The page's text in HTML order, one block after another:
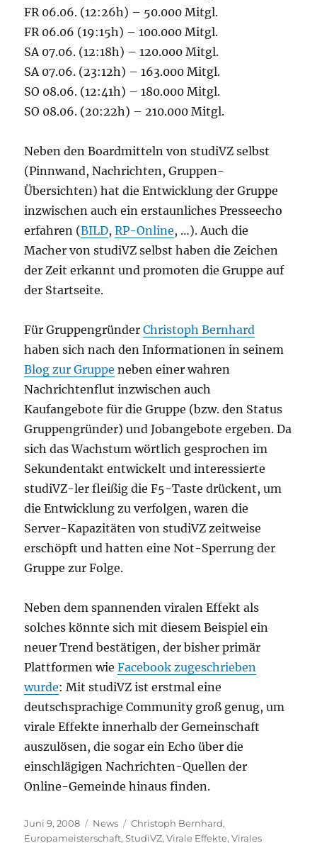
FR 06.06. (12:26h) – 50.000 Mitgl.
FR 06.06 (19:15h) – 100.000 Mitgl.
SA 07.06. (12:18h) – 120.000 Mitgl.
SA 07.06. (23:12h) – 163.000 Mitgl.
SO 08.06. (12:41h) – 180.000 Mitgl.
SO 08.06. (20:22h) – 210.000 Mitgl.
Neben den Boardmitteln von studiVZ selbst
(Pinnwand, Nachrichten, Gruppen-
Übersichten) hat die Entwicklung der Gruppe
inzwischen auch ein erstaunliches Presseecho
erfahren (BILD,RP-Online, …). Auch die
Macher von studiVZ selbst haben die Zeichen
der Zeit erkannt und promoten die Gruppe auf
der Startseite.
Für GruppengründerChristoph Bernhard
haben sich nach den Informationen in seinem
Blog zur Gruppe neben einer wahren
Nachrichtenflut inzwischen auch
Kaufangebote für die Gruppe (bzw. den Status
Gruppengründer) und Jobangebote ergeben. Da
sich das Wachstum wörtlich gesprochen im
Sekundentakt entwickelt und interessierte
studiVZ-ler fleißig die F5-Taste drückent, um
die Entwicklung zu verfolgen, waren die
Server-Kapazitäten von studiVZ zeitweise
erschöpft und hatten eine Not-Sperrung der
Gruppe zur Folge.
Neben dem spannenden viralen Effekt als
solches könnte sich mit diesem Beispiel ein
neuer Trend bestätigen, der bisher primär
Plattformen wieFacebook zugeschrieben
wurde: Mit studiVZ ist erstmal eine
deutschsprachige Community groß genug, um
virale Effekte innerhalb der Gemeinschaft
auszulösen, die sogar ein Echo über die
einschlägigen Nachrichten-Quellen der
Online-Gemeinde hinaus finden.
Veröffentlicht
am
Juni 9, 2008 Kategorien
News Schlagwörter
Christoph Bernhard,
Europameisterschaft,StudiVZ,Virale Effekte,Virales